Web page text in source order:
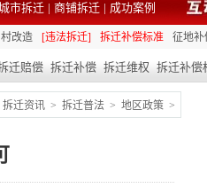
市拆迁 | 商铺拆迁 | 成功案例
改造 [违法拆迁] 拆迁补偿标准 征地补
迁赔偿 拆迁补偿 拆迁维权 拆迁补偿
拆迁资讯 > 拆迁普法 > 地区政策 >